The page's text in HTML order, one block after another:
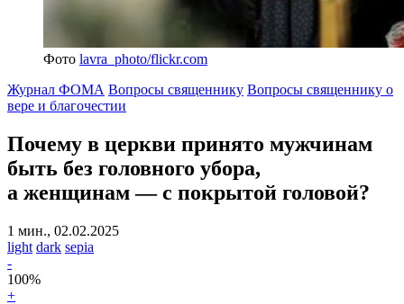
Фото lavra_photo/flickr.com
Журнал ФОМА Вопросы священнику Вопросы священнику о
вере и благочестии
Почему в церкви принято мужчинам
быть без головного убора,
а женщинам — с покрытой головой?
1 мин., 02.02.2025
light dark sepia
-
100%
+